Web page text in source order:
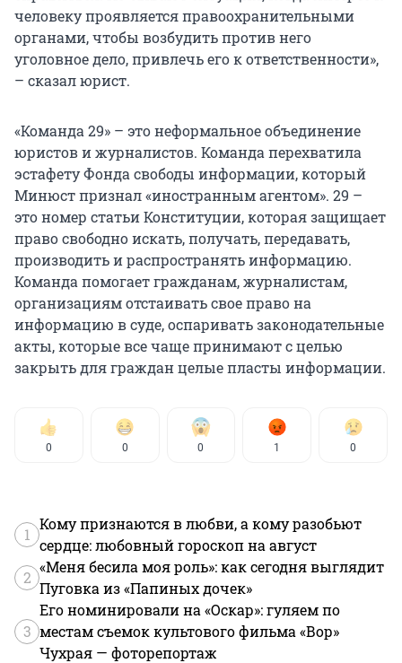
человеку проявляется правоохранительными
органами, чтобы возбудить против него
уголовное дело, привлечь его к ответственности»,
– сказал юрист.
«Команда 29» – это неформальное объединение
юристов и журналистов. Команда перехватила
эстафету Фонда свободы информации, который
Минюст признал «иностранным агентом». 29 –
это номер статьи Конституции, которая защищает
право свободно искать, получать, передавать,
производить и распространять информацию.
Команда помогает гражданам, журналистам,
организациям отстаивать свое право на
информацию в суде, оспаривать законодательные
акты, которые все чаще принимают с целью
закрыть для граждан целые пласты информации.
0 0 0 1 0
1
Кому признаются в любви, а кому разобьют
сердце: любовный гороскоп на август
2
«Меня бесила моя роль»: как сегодня выглядит
Пуговка из «Папиных дочек»
3
Его номинировали на «Оскар»: гуляем по
местам съемок культового фильма «Вор»
Чухрая — фоторепортаж